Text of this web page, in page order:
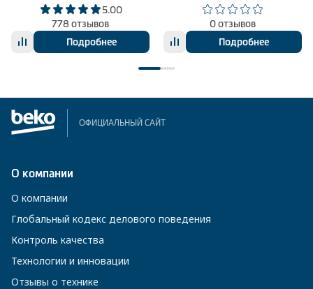
5.00
778 отзывов
Подробнее
0 отзывов
Подробнее
ОФИЦИАЛЬНЫЙ САЙТ
О компании
О компании
Глобальный кодекс делового поведения
Контроль качества
Технологии и инновации
Отзывы о технике